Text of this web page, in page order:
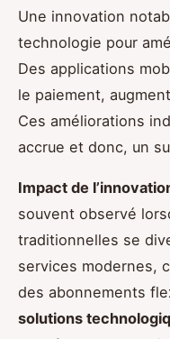
Une innovation
technologie pour
Des applications
le paiement,
Ces améliorations
accrue et donc, un
Impact de
souvent observé
traditionnelles se
services modernes,
des abonnements
solutions